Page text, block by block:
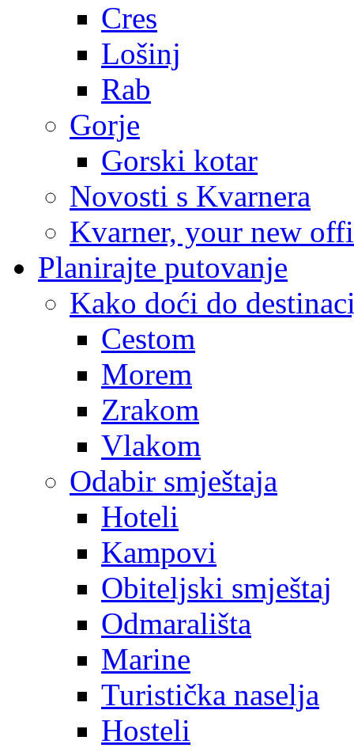
Cres
Lošinj
Rab
Gorje
Gorski kotar
Novosti s Kvarnera
Kvarner, your new
Planirajte putovanje
Kako doći do
Cestom
Morem
Zrakom
Vlakom
Odabir smještaja
Hoteli
Kampovi
Obiteljski smještaj
Odmarališta
Marine
Turistička naselja
Hosteli